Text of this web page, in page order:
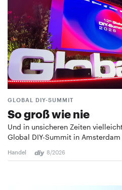
GLOBAL DIY-SUMMIT
So groß wie nie
Und in unsicheren Zeiten
Global DIY-Summit in
Handel 8/2026